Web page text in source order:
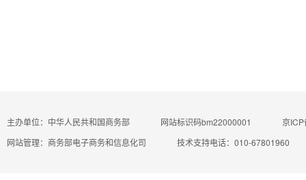
主办单位：中华人民共和国商务部 网站标识码bm22000001
京
网站管理：商务部电子商务和信息化司
技术支持电话：010-67801960